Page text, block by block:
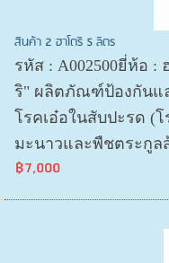
สินค้า 2 ฮาโตริ 5 ลิตร
รหัส : A002500ยี่ห้อ :
ริ" ผลิตภัณฑ์ป้องกันแ
โรคเอ๋อในสับปะรด (
มะนาวและพืชตระกูล
฿7,000